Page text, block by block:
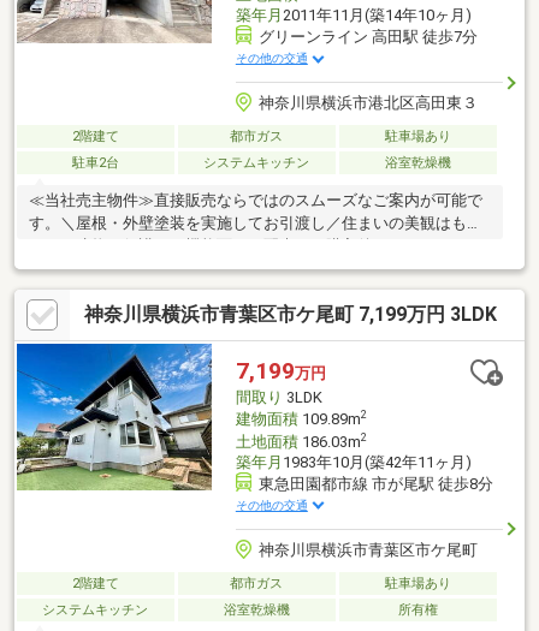
築年月 2011年11月(築14年10ヶ月)
グリーンライン 高田駅 徒歩7分
その他の交通
神奈川県横浜市港北区高田東３
2階建て 都市ガス
駐車場あり
駐車2台
システムキッチン 浴室乾燥機
≪当社売主物件≫直接販売ならではのスムーズなご案内が可能で
す。＼屋根・外壁塗装を実施してお引渡し／住まいの美観はもち
負担を軽減します！■地下車庫＋前面カースペースを備えた2台駐
車可能な設計■道路から一段高い位置にあり、視線や防犯面にも
配慮■リフォーム実施でエアコン２台新設［リフォーム詳細/新規
交換］・全室クロス・床上張り・網戸・建具一部・リペア塗装・
1、2Fトイレ・和室：タタミ、障子他サッシ調整、電気系統調整
他（リフォーム完了は、8月中旬予定）
神奈川県横浜市青葉区市ケ尾町 7,199万円 3LDK
7,199万円
間取り 3LDK
建物面積109.89m2
土地面積186.03m2
築年月 1983年10月(築42年11ヶ月)
東急田園都市線 市が尾駅 徒歩8分
その他の交通
神奈川県横浜市青葉区市ケ尾町
2階建て 都市ガス
駐車場あり
システムキッチン
浴室乾燥機 所有権